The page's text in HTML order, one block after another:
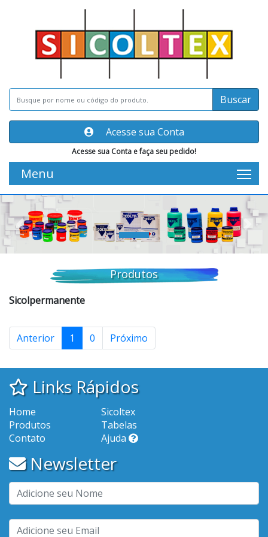
Buscar
Acesse sua Conta
Acesse sua Conta e faça seu pedido!
Menu
Previous Next
Produtos
Sicolpermanente
Anterior 1 0 Próximo
Links Rápidos
Home
Sicoltex
Produtos
Tabelas
Contato
Ajuda
Newsletter